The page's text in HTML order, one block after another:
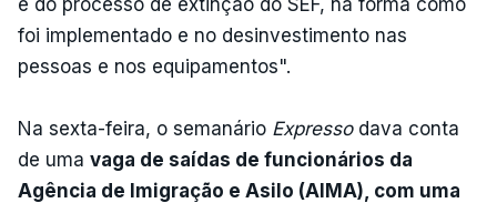
foi implementado e no desinvestimento nas
pessoas e nos equipamentos".
Na sexta-feira, o semanário Expresso dava conta
de uma vaga de saídas de funcionários da
Agência de Imigração e Asilo (AIMA), com uma